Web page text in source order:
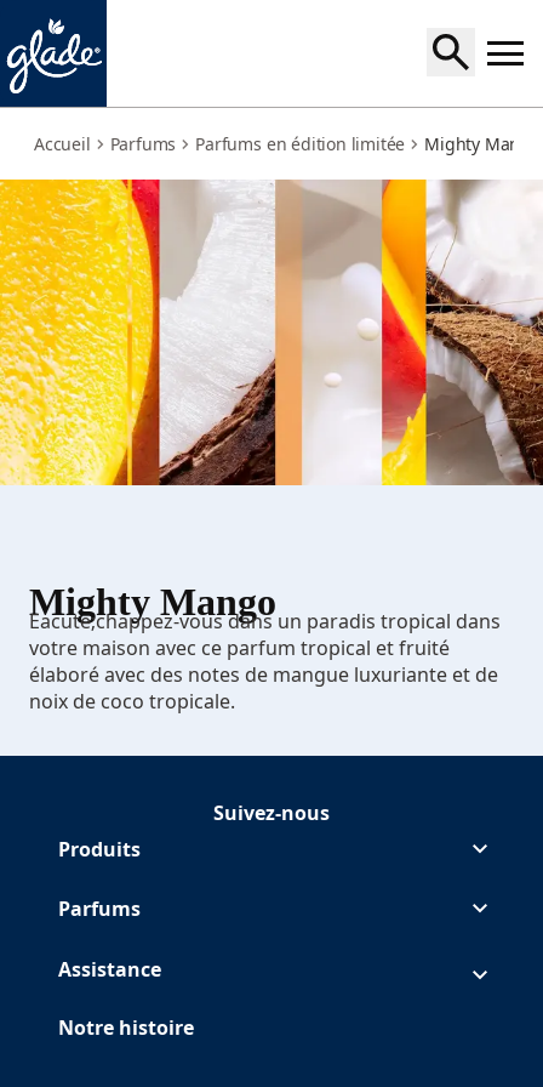
Accueil Parfums Parfums en édition limitée Mighty Mango
Mighty Mango
Eacute;chappez-vous dans un paradis tropical dans
votre maison avec ce parfum tropical et fruité
élaboré avec des notes de mangue luxuriante et de
noix de coco tropicale.
Suivez-nous
Suivre Glade sur Facebook
(Opens in a new tab)
Suivre Glade sur Instagram
(Opens in a new tab)
Suivre Glade sur Pinterest
(Opens in a new tab)
Suivre Glade sur Youtube
(Opens in a new tab)
Produits
Parfums
Assistance
Notre histoire